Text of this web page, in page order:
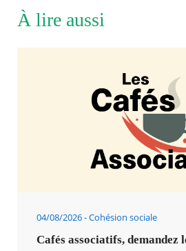
À lire aussi
04/08/2026 Cohésion sociale
Cafés associatifs, demandez